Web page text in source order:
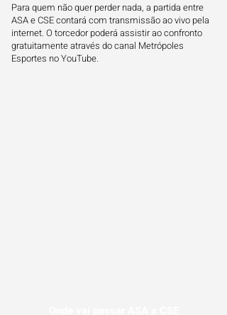
Para quem não quer perder nada, a partida entre
ASA e CSE contará com transmissão ao vivo pela
internet. O torcedor poderá assistir ao confronto
gratuitamente através do canal Metrópoles
Esportes no YouTube.